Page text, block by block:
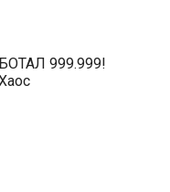
999.999!